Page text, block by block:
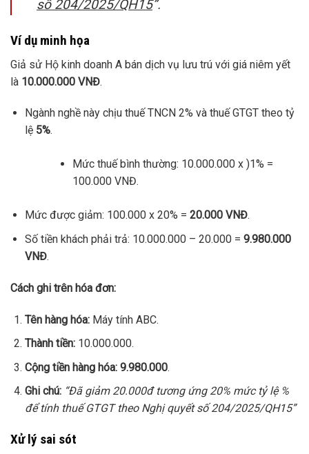
số 204/2025/QH15”.
Ví dụ minh họa
Giả sử Hộ kinh doanh A bán dịch vụ lưu trú với giá niêm yết
là 10.000.000 VNĐ.
Ngành nghề này chịu thuế TNCN 2% và thuế GTGT theo tỷ
lệ 5%.
Mức thuế bình thường: 10.000.000 x )1% =
100.000 VNĐ.
Mức được giảm: 100.000 x 20% = 20.000 VNĐ.
Số tiền khách phải trả: 10.000.000 – 20.000 = 9.980.000
VNĐ.
Cách ghi trên hóa đơn:
Tên hàng hóa:Máy tính ABC.
Thành tiền:10.000.000.
Cộng tiền hàng hóa: 9.980.000.
Ghi chú: “Đã giảm 20.000đ tương ứng 20% mức tỷ lệ %
để tính thuế GTGT theo Nghị quyết số 204/2025/QH15”
Xử lý sai sót